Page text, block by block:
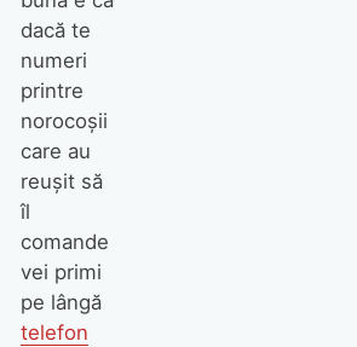
dacă te
numeri
printre
norocoşii
care au
reuşit să
îl
comande
vei primi
pe lângă
telefon